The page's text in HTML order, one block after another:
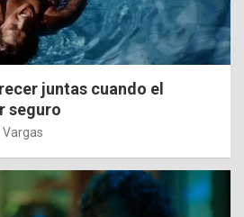
juntas cuando el
seguro